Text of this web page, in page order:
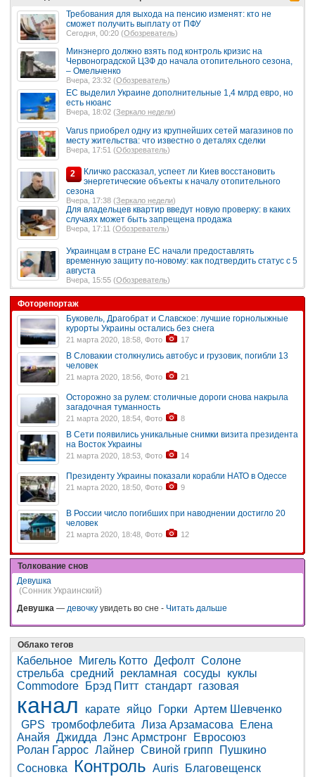
Требования для выхода на пенсию изменят: кто не
сможет получить выплату от ПФУ
Сегодня, 00:20 (Обозреватель)
Минэнерго должно взять под контроль кризис на
Червоноградской ЦЗФ до начала отопительного сезона,
– Омельченко
Вчера, 23:32 (Обозреватель)
ЕС выделил Украине дополнительные 1,4 млрд евро, но
есть нюанс
Вчера, 18:02 (Зеркало недели)
Varus приобрел одну из крупнейших сетей магазинов по
месту жительства: что известно о деталях сделки
Вчера, 17:51 (Обозреватель)
2
Кличко рассказал, успеет ли Киев восстановить
энергетические объекты к началу отопительного
сезона
Вчера, 17:38 (Зеркало недели)
Для владельцев квартир введут новую проверку: в каких
случаях может быть запрещена продажа
Вчера, 17:11 (Обозреватель)
Украинцам в стране ЕС начали предоставлять
временную защиту по-новому: как подтвердить статус с 5
августа
Вчера, 15:55 (Обозреватель)
Фоторепортаж
Буковель, Драгобрат и Славское: лучшие горнолыжные
курорты Украины остались без снега
21 марта 2020, 18:58, Фото 17
В Словакии столкнулись автобус и грузовик, погибли 13
человек
21 марта 2020, 18:56, Фото 21
Осторожно за рулем: столичные дороги снова накрыла
загадочная туманность
21 марта 2020, 18:54, Фото 8
В Сети появились уникальные снимки визита президента
на Восток Украины
21 марта 2020, 18:53, Фото 14
Президенту Украины показали корабли НАТО в Одессе
21 марта 2020, 18:50, Фото 9
В России число погибших при наводнении достигло 20
человек
21 марта 2020, 18:48, Фото 12
Толкование снов
Девушка
(Сонник Украинский)
Девушка — девочку увидеть во сне - Читать дальше
Облако тегов
Кабельное Мигель Котто Дефолт Солоне
стрельба средний рекламная сосуды
куклы
Commodore
Брэд Питт стандарт газовая
канал карате яйцо Горки Артем Шевченко
GPS тромбофлебита Лиза Арзамасова
Елена
Анайя Джидда Лэнс Армстронг
Евросоюз
Ролан Гаррос Лайнер Свиной грипп
Пушкино
Сосновка
Контроль Auris Благовещенск